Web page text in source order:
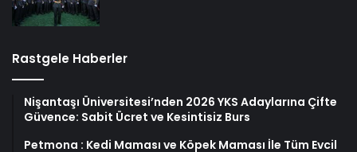
Rastgele Haberler
Nişantaşı Üniversitesi’nden 2026 YKS Adaylarına Çifte
Güvence: Sabit Ücret ve Kesintisiz Burs
Petmona : Kedi Maması ve Köpek Maması İle Tüm Evcil